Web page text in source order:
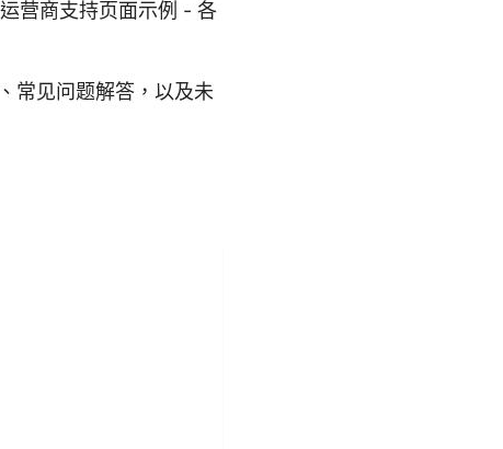
营商支持页面示例 - 各
常见问题解答，以及未